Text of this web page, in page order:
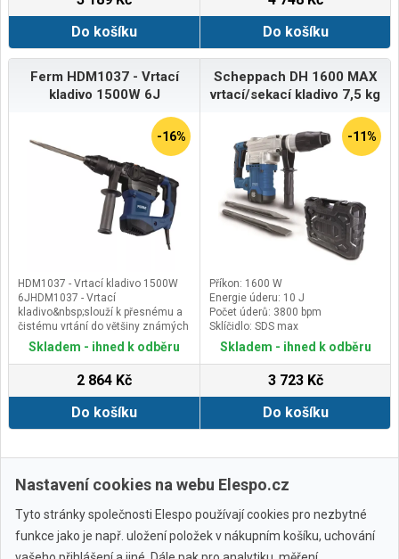
Do košíku
Do košíku
Ferm HDM1037 - Vrtací
kladivo 1500W 6J
-16%
HDM1037 - Vrtací kladivo 1500W
6JHDM1037 - Vrtací
kladivo&nbsp;slouží k přesnému a
čistému vrtání do většiny známých
stavebních materiálů, dřeva, kovu
a plastu. S kladivem lze nejen
otloukat omítky a obkladačky.
Všechna kladiva umožňují zapojit
vrtání bez příklepu, vrtání s
příklepem nebo jen příklep bez
lze ostří sekáče nastavit do
zvolit optimální polohu pro danou
4 funkce:&nbsp;vrtání, vrtání s
rotace,&nbsp;sekání&nbsp;
Se sklíčidlem SDS Plus
Skladem - ihned k odběru
2 864 Kč
Do košíku
Scheppach DH 1600 MAX
vrtací/sekací kladivo 7,5 kg
-11%
Příkon: 1600 W
Energie úderu: 10 J
Počet úderů: 3800 bpm
Sklíčidlo: SDS max
Skladem - ihned k odběru
3 723 Kč
Do košíku
Zobrazit další
Nastavení cookies na webu Elespo.cz
Tyto stránky společnosti Elespo používají cookies pro nezbytné
funkce jako je např. uložení položek v nákupním košíku, uchování